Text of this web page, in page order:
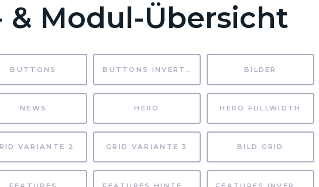
& Modul-Übersicht
BUTTONS BUTTONS INVERTIERT BILDER
NEWS HERO HERO FULLWIDTH
VARIANTE 2 GRID VARIANTE 3 BILD GRID